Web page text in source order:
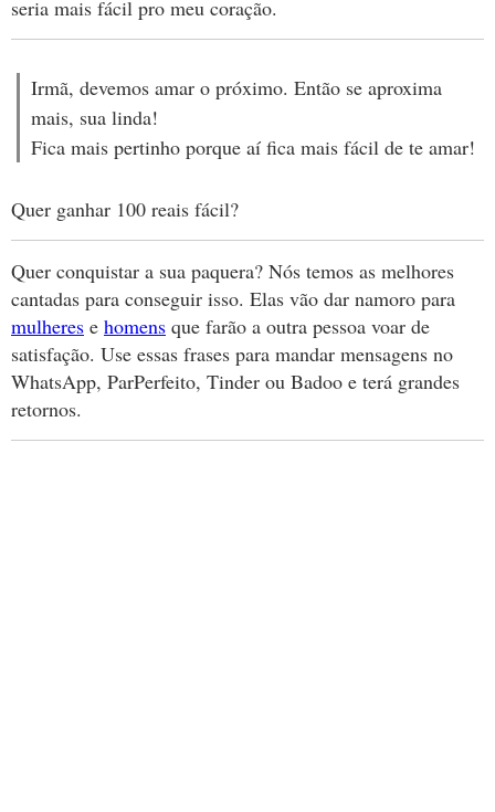
seria mais fácil pro meu coração.
Irmã, devemos amar o próximo. Então se aproxima
mais, sua linda!
Fica mais pertinho porque aí fica mais fácil de te amar!
Quer ganhar 100 reais fácil?
Quer conquistar a sua paquera? Nós temos as melhores
cantadas para conseguir isso. Elas vão dar namoro para
mulheres e homens que farão a outra pessoa voar de
satisfação. Use essas frases para mandar mensagens no
WhatsApp, ParPerfeito, Tinder ou Badoo e terá grandes
retornos.